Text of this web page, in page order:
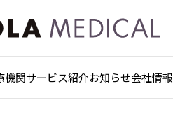
機関サービス紹介お知らせ会社情報